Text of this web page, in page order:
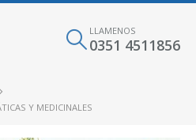
LLAMENOS
0351 4511856
Y MEDICINALES